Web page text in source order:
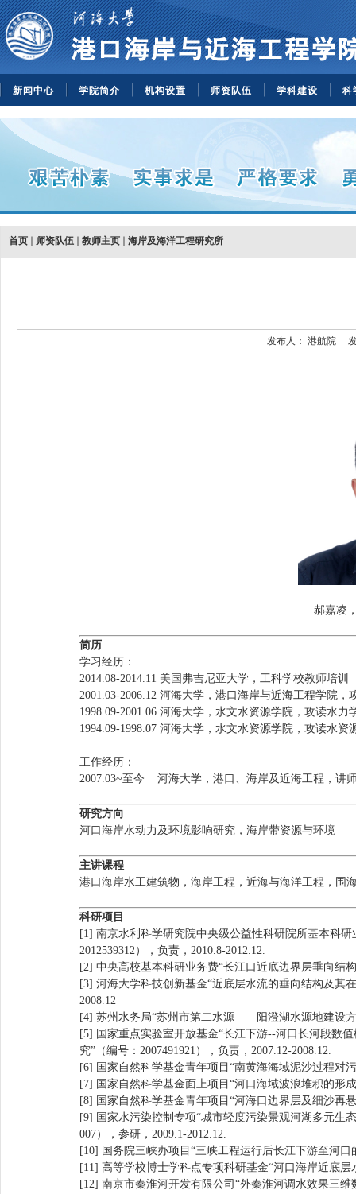
新闻中心 学院简介 机构设置 师资队伍 学科建设 科
首页 师资队伍 教师主页 海岸及海洋工程研究所
发布人： 港航院
郝嘉凌
简历
学习经历：
2014.08-2014.11 美国弗吉尼亚大学，工科学校教师培训
2001.03-2006.12 河海大学，港口海岸与近海工程学院
1998.09-2001.06 河海大学，水文水资源学院，攻读水力
1994.09-1998.07 河海大学，水文水资源学院，攻读水
工作经历：
2007.03~至今 河海大学，港口、海岸及近海工程，讲
研究方向
河口海岸水动力及环境影响研究，海岸带资源与环境
主讲课程
港口海岸水工建筑物，海岸工程，近海与海洋工程，围
科研项目
[1] 南京水利科学研究院中央级公益性科研院所基本科
2012539312），负责，2010.8-2012.12.
[2] 中央高校基本科研业务费“长江口近底边界层垂向结
[3] 河海大学科技创新基金“近底层水流的垂向结构及其
2008.12
[4] 苏州水务局“苏州市第二水源——阳澄湖水源地建设方
[5] 国家重点实验室开放基金“长江下游--河口长河段数
究”（编号：2007491921），负责，2007.12-2008.12.
[6] 国家自然科学基金青年项目“南黄海海域泥沙过程对
[7] 国家自然科学基金面上项目“河口海域波浪堆积的形
[8] 国家自然科学基金青年项目“河海口边界层及细沙再
[9] 国家水污染控制专项“城市轻度污染景观河湖多元生
007），参研，2009.1-2012.12.
[10] 国务院三峡办项目“三峡工程运行后长江下游至河口
[11] 高等学校博士学科点专项科研基金“河口海岸近底层
[12] 南京市秦淮河开发有限公司“外秦淮河调水效果三维